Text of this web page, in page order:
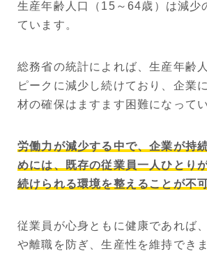
生産年齢人口（15～64歳）は減少
ています。
総務省の統計によれば、生産年齢
ピークに減少し続けており、企業
材の確保はますます困難になってい
労働力が減少する中で、企業が持
めには、既存の従業員一人ひとり
続けられる環境を整えることが不
従業員が心身ともに健康であれば
や離職を防ぎ、生産性を維持できま